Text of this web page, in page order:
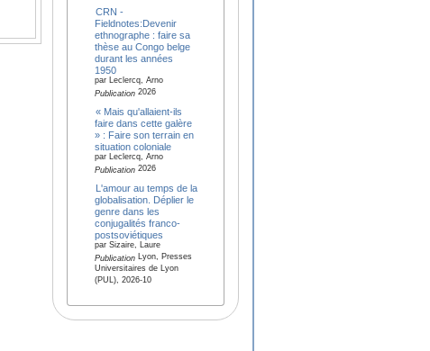
CRN -
Fieldnotes:Devenir
ethnographe : faire sa
thèse au Congo belge
durant les années
1950
par Leclercq, Arno
Publication2026
« Mais qu'allaient-ils
faire dans cette galère
» : Faire son terrain en
situation coloniale
par Leclercq, Arno
Publication2026
L'amour au temps de la
globalisation. Déplier le
genre dans les
conjugalités franco-
postsoviétiques
par Sizaire, Laure
PublicationLyon, Presses
Universitaires de Lyon
(PUL), 2026-10